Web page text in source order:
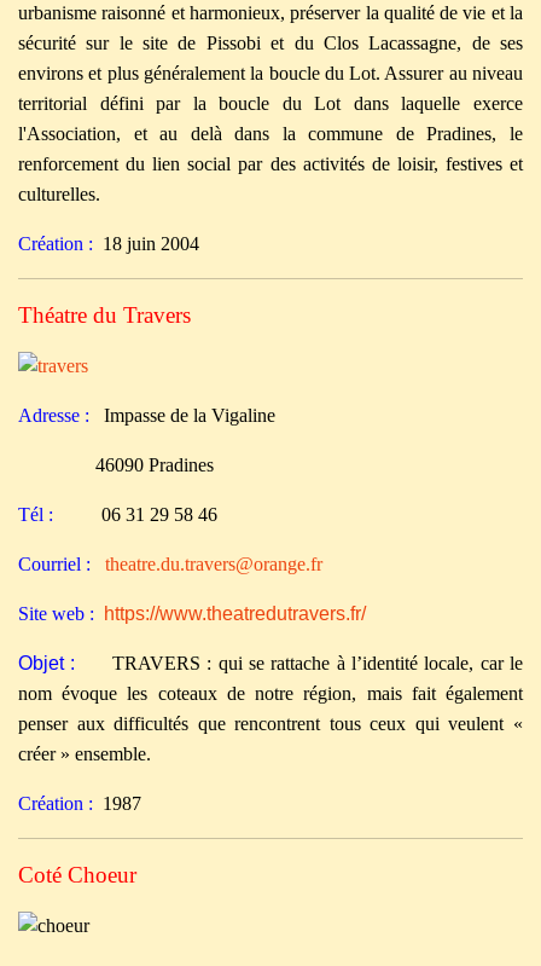
urbanisme raisonné et harmonieux, préserver la qualité de vie et la
sécurité sur le site de Pissobi et du Clos Lacassagne, de ses
environs et plus généralement la boucle du Lot. Assurer au niveau
territorial défini par la boucle du Lot dans laquelle exerce
l'Association, et au delà dans la commune de Pradines, le
renforcement du lien social par des activités de loisir, festives et
culturelles.
Création : 18 juin 2004
Théatre du Travers
Adresse : Impasse de la Vigaline
46090 Pradines
Tél : 06 31 29 58 46
Courriel : theatre.du.travers@orange.fr
Site web : https://www.theatredutravers.fr/
Objet :
TRAVERS : qui se rattache à l’identité locale, car le
nom évoque les coteaux de notre région, mais fait également
penser aux difficultés que rencontrent tous ceux qui veulent «
créer » ensemble.
Création : 1987
Coté Choeur